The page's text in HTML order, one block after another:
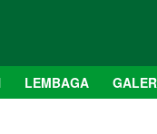
LEMBAGA